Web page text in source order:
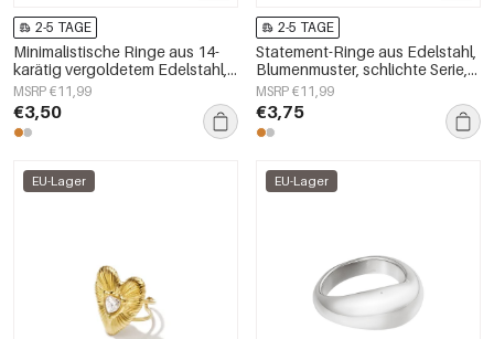
2-5 TAGE
Minimalistische Ringe aus 14-
karätig vergoldetem Edelstahl,
kreisförmig, lässig,
alltagstauglich, schlichte Serie,
Damenschmuck
MSRP €11,99
€3,50
2-5 TAGE
Statement-Ringe aus Edelstahl,
Blumenmuster, schlichte Serie,
Damenschmuck
MSRP €11,99
€3,75
EU-Lager EU-Lager